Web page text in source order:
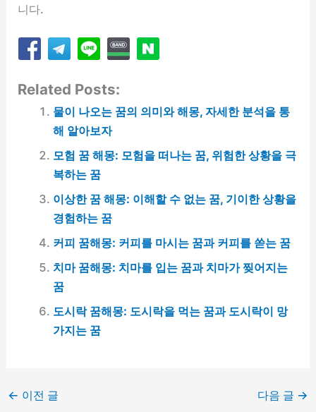
니다.
Related Posts:
물이 나오는 꿈의 의미와 해몽, 자세한 분석을 통
해 알아보자
모험 꿈 해몽: 모험을 떠나는 꿈, 위험한 상황을 극
복하는 꿈
이상한 꿈 해몽: 이해할 수 없는 꿈, 기이한 상황을
경험하는 꿈
커피 꿈해몽: 커피를 마시는 꿈과 커피를 쏟는 꿈
치마 꿈해몽: 치마를 입는 꿈과 치마가 찢어지는
꿈
도시락 꿈해몽: 도시락을 먹는 꿈과 도시락이 망
가지는 꿈
← 이전 글 다음 글 →